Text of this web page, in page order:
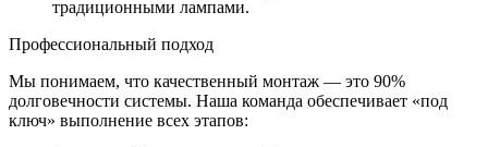
традиционными лампами.
Профессиональный подход
Мы понимаем, что качественный монтаж — это 90%
долговечности системы. Наша команда обеспечивает «под
ключ» выполнение всех этапов: